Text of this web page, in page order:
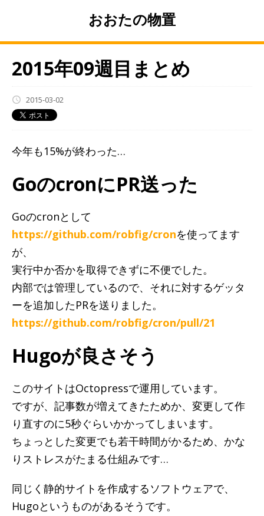
おおたの物置
2015年09週目まとめ
2015-03-02
今年も15%が終わった…
GoのcronにPR送った
Goのcronとして
https://github.com/robfig/cronを使ってます
が、
実行中か否かを取得できずに不便でした。
内部では管理しているので、それに対するゲッタ
ーを追加したPRを送りました。
https://github.com/robfig/cron/pull/21
Hugoが良さそう
このサイトはOctopressで運用しています。
ですが、記事数が増えてきたためか、変更して作
り直すのに5秒ぐらいかかってしまいます。
ちょっとした変更でも若干時間がかるため、かな
りストレスがたまる仕組みです…
同じく静的サイトを作成するソフトウェアで、
Hugoというものがあるそうです。